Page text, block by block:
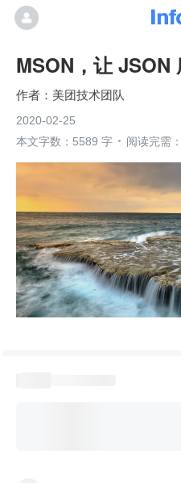
MSON，让 JSON
美团技术团队
2020-02-25
本文字数：5589 字
阅读完需